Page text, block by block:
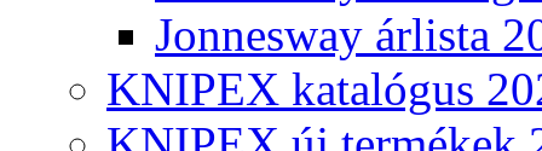
Jonnesway árlista
KNIPEX katalógus